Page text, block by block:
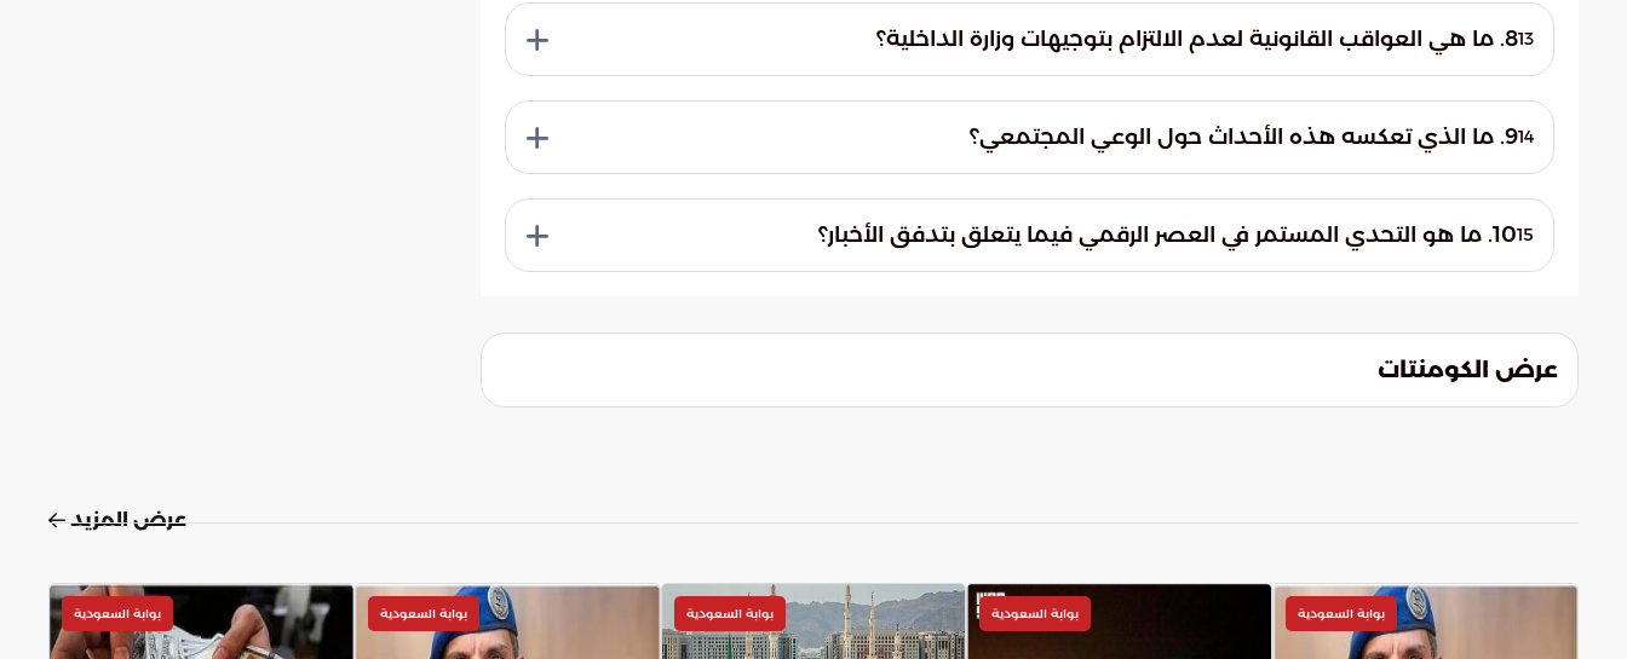
الرسمية الموثوقة فقط. كما حذرت بشدة من تداول أو إعادة نشر أي مقاطع أو أخبار غير موثوقة
المصدر.
138. ما هي العواقب القانونية لعدم الالتزام بتوجيهات وزارة الداخلية؟
التحذير إلى حماية أمن الوطن وسلامة المجتمع من تأثيرات المعلومات المضللة والمحرضة.149. ما الذي تعكسه هذه الأحداث حول الوعي المجتمعي؟
استقرار الأوطان. تؤكد ضرورة أن يكون الأفراد على دراية بالمخاطر المحتملة للمحتوى الزائف.1510. ما هو التحدي المستمر في العصر الرقمي فيما يتعلق بتدفق الأخبار؟
الكلمات والصور الموجهة.
عرض الكومنتات
عرض المزيد
بوابة السعودية بوابة السعودية بوابة السعودية بوابة السعودية بوابة السعودية